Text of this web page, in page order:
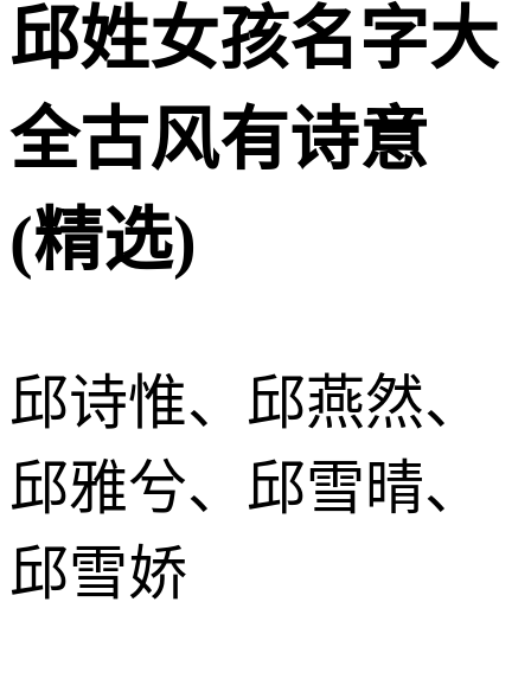
邱姓女孩名字大
全古风有诗意
(精选)
邱诗惟、邱燕然、
邱雅兮、邱雪晴、
邱雪娇